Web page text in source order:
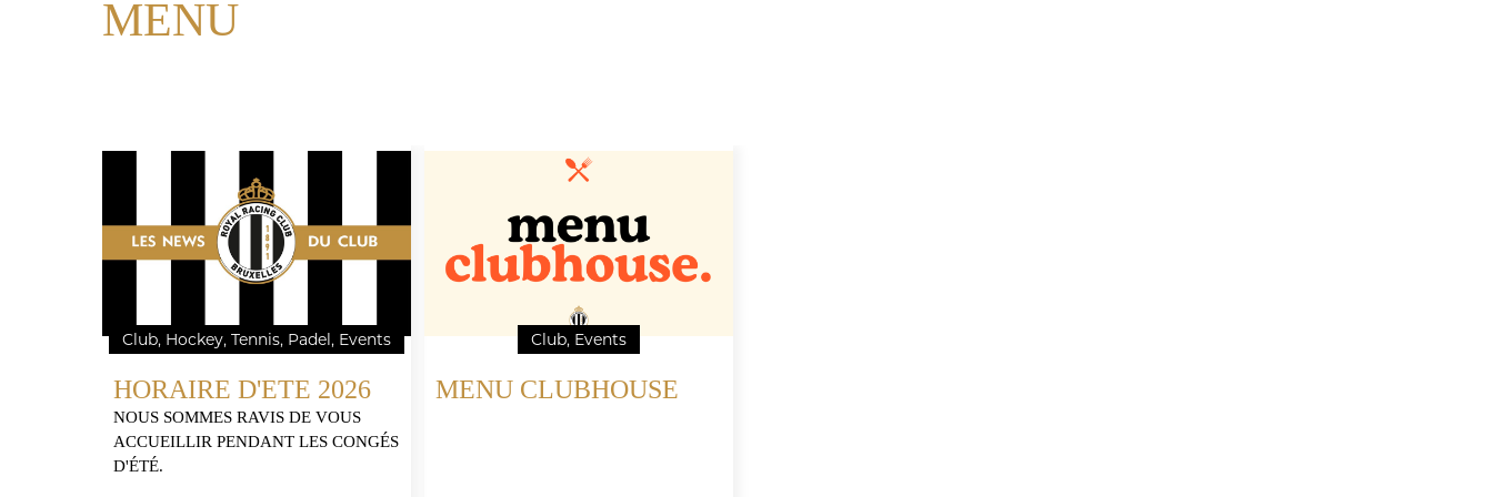
MENU
Club, Hockey, Tennis, Padel, Events
HORAIRE D'ETE 2026
NOUS SOMMES RAVIS DE VOUS
ACCUEILLIR PENDANT LES CONGÉS
D'ÉTÉ.
Club, Events
MENU CLUBHOUSE